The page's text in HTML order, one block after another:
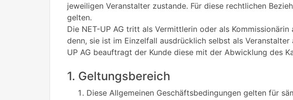
jeweiligen Veranstalter zustande. Für diese rechtlichen
gelten.
Die NET-UP AG tritt als Vermittlerin oder als
denn, sie ist im Einzelfall ausdrücklich selbst als
UP AG beauftragt der Kunde diese mit der Abwicklung des
1. Geltungsbereich
Diese Allgemeinen Geschäftsbedingungen gelten für